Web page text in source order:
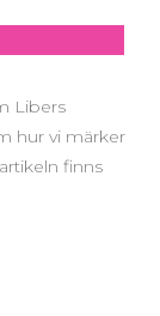
Libers
hur vi märker
finns